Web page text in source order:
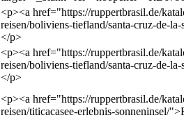
<p><a href="https://ruppertbrasil.de/
reisen/boliviens-tiefland/santa-cruz-de-
</p>
<p><a href="https://ruppertbrasil.de/
reisen/boliviens-tiefland/santa-cruz-de-
</p>
<p><a href="https://ruppertbrasil.de/
reisen/titicacasee-erlebnis-sonneninsel/